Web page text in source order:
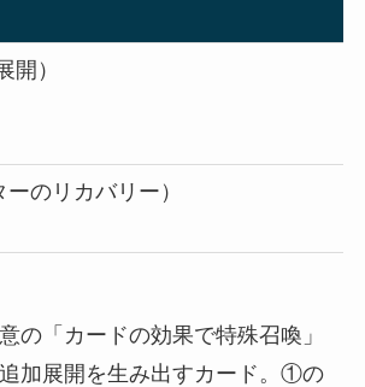
）
のリカバリー）
の「カードの効果で特殊召喚」
加展開を生み出すカード。①の